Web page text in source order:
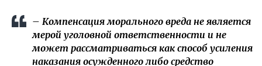
– Компенсация морального вреда не является
мерой уголовной ответственности и не
может рассматриваться как способ усиления
наказания осужденного либо средство